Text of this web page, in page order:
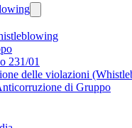
231/01
delle violazioni
di Gruppo